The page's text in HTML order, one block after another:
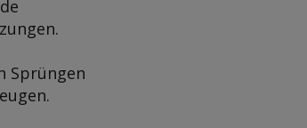
Sprüngen